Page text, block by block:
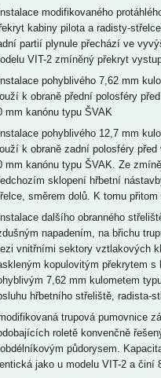
modifikovaného
kabiny pilota a radisty-
partií plynule přechází ve
VIT-2 zmíněný překryt
pohyblivého 7,62 mm
k obraně přední polosféry
mm kanónu typu ŠVAK
pohyblivého 12,7 mm
k obraně zadní polosféry
mm kanónu typu ŠVAK. Ze
sklopení hřbetní
směrem dolů. K tomu
dalšího obranného
napadením, na břichu
vnitřními sektory vztlakových
kopulovitým překrytem s
7,62 mm kulometem
hřbetního střeliště, radista-
trupová pumovnice
roletě konvenčně
půdorysem.
jako u modelu VIT-2 a činí